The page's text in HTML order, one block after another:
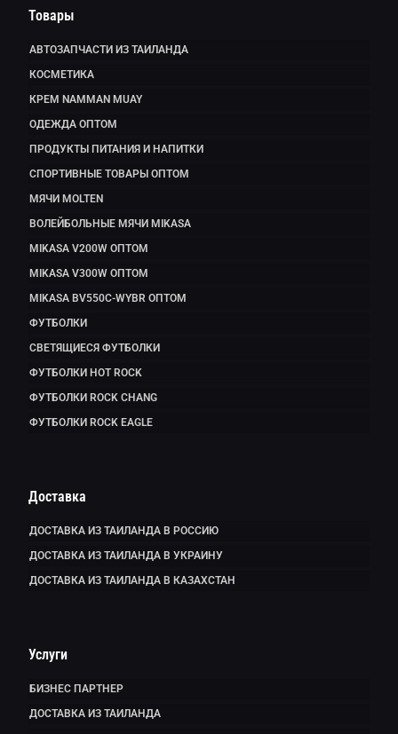
Товары
АВТОЗАПЧАСТИ ИЗ ТАИЛАНДА
КОСМЕТИКА
КРЕМ NAMMAN MUAY
ОДЕЖДА ОПТОМ
ПРОДУКТЫ ПИТАНИЯ И НАПИТКИ
СПОРТИВНЫЕ ТОВАРЫ ОПТОМ
МЯЧИ MOLTEN
ВОЛЕЙБОЛЬНЫЕ МЯЧИ MIKASA
MIKASA V200W ОПТОМ
MIKASA V300W ОПТОМ
MIKASA BV550C-WYBR ОПТОМ
ФУТБОЛКИ
СВЕТЯЩИЕСЯ ФУТБОЛКИ
ФУТБОЛКИ HOT ROCK
ФУТБОЛКИ ROCK CHANG
ФУТБОЛКИ ROCK EAGLE
Доставка
ДОСТАВКА ИЗ ТАИЛАНДА В РОССИЮ
ДОСТАВКА ИЗ ТАИЛАНДА В УКРАИНУ
ДОСТАВКА ИЗ ТАИЛАНДА В КАЗАХСТАН
Услуги
БИЗНЕС ПАРТНЕР
ДОСТАВКА ИЗ ТАИЛАНДА